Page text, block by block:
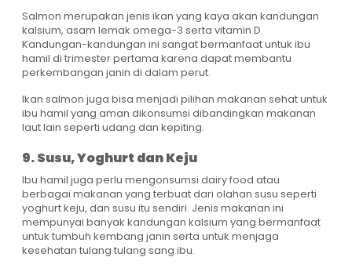
Salmon merupakan jenis ikan yang kaya akan kandungan
kalsium, asam lemak omega-3 serta vitamin D.
Kandungan-kandungan ini sangat bermanfaat untuk ibu
hamil di trimester pertama karena dapat membantu
perkembangan janin di dalam perut.
Ikan salmon juga bisa menjadi pilihan makanan sehat untuk
ibu hamil yang aman dikonsumsi dibandingkan makanan
laut lain seperti udang dan kepiting.
9. Susu, Yoghurt dan Keju
Ibu hamil juga perlu mengonsumsi dairy food atau
berbagai makanan yang terbuat dari olahan susu seperti
yoghurt keju, dan susu itu sendiri. Jenis makanan ini
mempunyai banyak kandungan kalsium yang bermanfaat
untuk tumbuh kembang janin serta untuk menjaga
kesehatan tulang tulang sang ibu.